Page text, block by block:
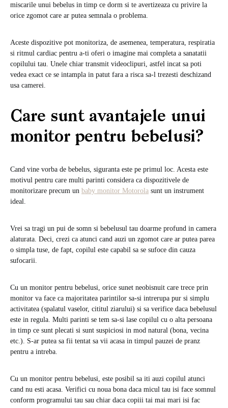
miscarile unui bebelus in timp ce dorm si te avertizeaza cu privire la
orice zgomot care ar putea semnala o problema.
Aceste dispozitive pot monitoriza, de asemenea, temperatura, respiratia
si ritmul cardiac pentru a-ti oferi o imagine mai completa a sanatatii
copilului tau. Unele chiar transmit videoclipuri, astfel incat sa poti
vedea exact ce se intampla in patut fara a risca sa-l trezesti deschizand
usa camerei.
Care sunt avantajele unui
monitor pentru bebelusi?
Cand vine vorba de bebelus, siguranta este pe primul loc. Acesta este
motivul pentru care multi parinti considera ca dispozitivele de
monitorizare precum un baby monitor Motorola sunt un instrument
ideal.
Vrei sa tragi un pui de somn si bebelusul tau doarme profund in camera
alaturata. Deci, crezi ca atunci cand auzi un zgomot care ar putea parea
o simpla tuse, de fapt, copilul este capabil sa se sufoce din cauza
sufocarii.
Cu un monitor pentru bebelusi, orice sunet neobisnuit care trece prin
monitor va face ca majoritatea parintilor sa-si intrerupa pur si simplu
activitatea (spalatul vaselor, cititul ziarului) si sa verifice daca bebelusul
este in regula. Multi parinti se tem sa-si lase copilul cu o alta persoana
in timp ce sunt plecati si sunt suspiciosi in mod natural (bona, vecina
etc.). S-ar putea sa fii tentat sa vii acasa in timpul pauzei de pranz
pentru a intreba.
Cu un monitor pentru bebelusi, este posibil sa iti auzi copilul atunci
cand nu esti acasa. Verifici cu noua bona daca micul tau isi face somnul
conform programului tau sau chiar daca copiii tai mai mari isi fac